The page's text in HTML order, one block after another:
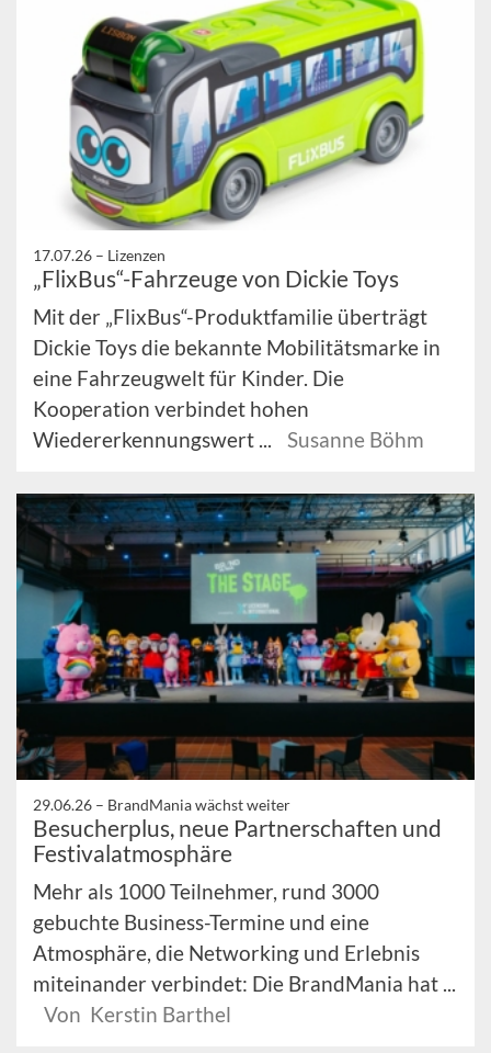
17.07.26 – Lizenzen
„FlixBus“-Fahrzeuge von Dickie Toys
Mit der „FlixBus“-Produktfamilie überträgt
Dickie Toys die bekannte Mobilitätsmarke in
eine Fahrzeugwelt für Kinder. Die
Kooperation verbindet hohen
Wiedererkennungswert ...
Susanne Böhm
29.06.26 – BrandMania wächst weiter
Besucherplus, neue Partnerschaften und
Festivalatmosphäre
Mehr als 1000 Teilnehmer, rund 3000
gebuchte Business-Termine und eine
Atmosphäre, die Networking und Erlebnis
miteinander verbindet: Die BrandMania hat ...
Von Kerstin Barthel